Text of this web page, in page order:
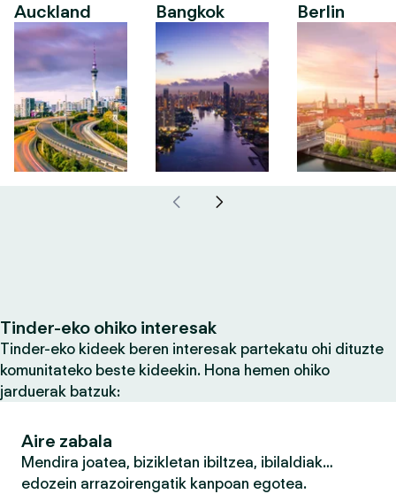
Auckland Bangkok Berlin
Tinder-eko ohiko interesak
Tinder-eko kideek beren interesak partekatu ohi dituzte
komunitateko beste kideekin. Hona hemen ohiko
jarduerak batzuk:
Aire zabala
Mendira joatea, bizikletan ibiltzea, ibilaldiak…
edozein arrazoirengatik kanpoan egotea.